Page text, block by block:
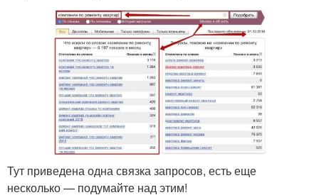
Тут приведена одна связка запросов, есть еще
несколько — подумайте над этим!